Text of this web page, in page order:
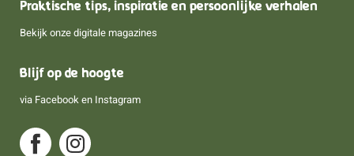
Praktische tips, inspiratie en persoonlijke verhalen
Bekijk onze digitale magazines
Blijf op de hoogte
via Facebook en Instagram